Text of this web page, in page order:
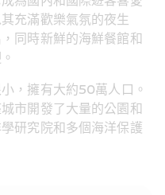
充滿歡樂氣氛的夜生
同時新鮮的海鮮餐館和
，擁有大約50萬人口。
市開發了大量的公園和
研究院和多個海洋保護